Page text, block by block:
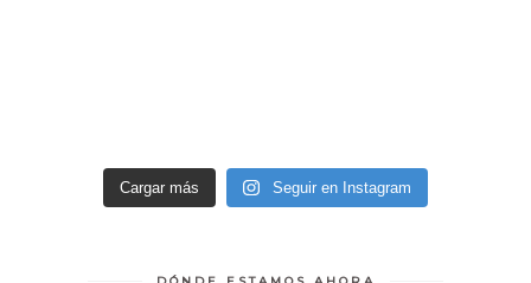
Cargar más Seguir en Instagram